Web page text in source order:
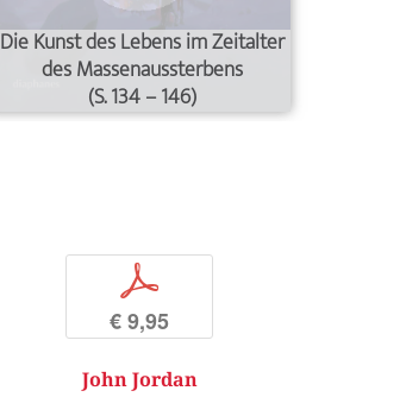
Die Kunst des Lebens im Zeitalter
des Massenaussterbens
(S. 134 – 146)
p
€ 9,95
John Jordan